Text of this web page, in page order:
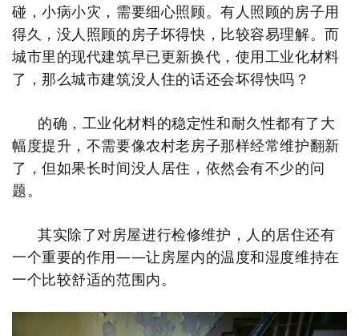
碰，小病小灾，需要细心照顾。有人照顾的房子用
得久，没人照顾的房子坏得快，比较容易理解。而
城市里的现代建筑早已更新换代，使用工业化材料
了，那么城市建筑没人住的话还会坏得快吗？
的确， 工业化材料的稳定性和耐久性都有了大
幅度提升，不需要像农村老房子那样经常维护翻新
了，但如果长时间没人居住，依然会有不少的问
题。
其实除了对房屋进行检修维护，人的居住还有
一个重要的作用——让房屋内的温度和湿度维持在
一个比较舒适的范围内。